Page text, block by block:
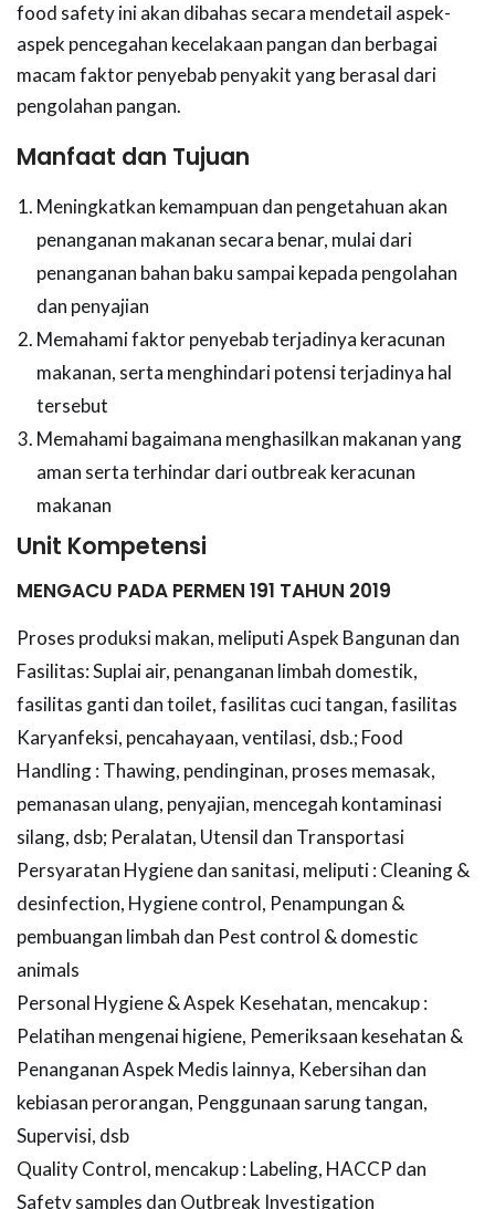
food safety ini akan dibahas secara mendetail aspek-
aspek pencegahan kecelakaan pangan dan berbagai
macam faktor penyebab penyakit yang berasal dari
pengolahan pangan.
Manfaat dan Tujuan
Meningkatkan kemampuan dan pengetahuan akan
penanganan makanan secara benar, mulai dari
penanganan bahan baku sampai kepada pengolahan
dan penyajian
Memahami faktor penyebab terjadinya keracunan
makanan, serta menghindari potensi terjadinya hal
tersebut
Memahami bagaimana menghasilkan makanan yang
aman serta terhindar dari outbreak keracunan
makanan
Unit Kompetensi
MENGACU PADA PERMEN 191 TAHUN 2019
Proses produksi makan, meliputi Aspek Bangunan dan
Fasilitas: Suplai air, penanganan limbah domestik,
fasilitas ganti dan toilet, fasilitas cuci tangan, fasilitas
Karyanfeksi, pencahayaan, ventilasi, dsb.; Food
Handling : Thawing, pendinginan, proses memasak,
pemanasan ulang, penyajian, mencegah kontaminasi
silang, dsb; Peralatan, Utensil dan Transportasi
Persyaratan Hygiene dan sanitasi, meliputi : Cleaning &
desinfection, Hygiene control, Penampungan &
pembuangan limbah dan Pest control & domestic
animals
Personal Hygiene & Aspek Kesehatan, mencakup :
Pelatihan mengenai higiene, Pemeriksaan kesehatan &
Penanganan Aspek Medis lainnya, Kebersihan dan
kebiasan perorangan, Penggunaan sarung tangan,
Supervisi, dsb
Quality Control, mencakup : Labeling, HACCP dan
Safety samples dan Outbreak Investigation